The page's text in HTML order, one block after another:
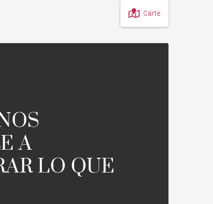
En el campo
Carte
A
LO QUE